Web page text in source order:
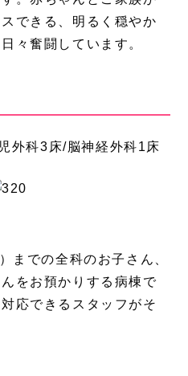
できる、明るく穏やか
々奮闘しています。
外科3床/脳神経外科1床
までの全科のお子さん、
をお預かりする病棟で
応できるスタッフがそ